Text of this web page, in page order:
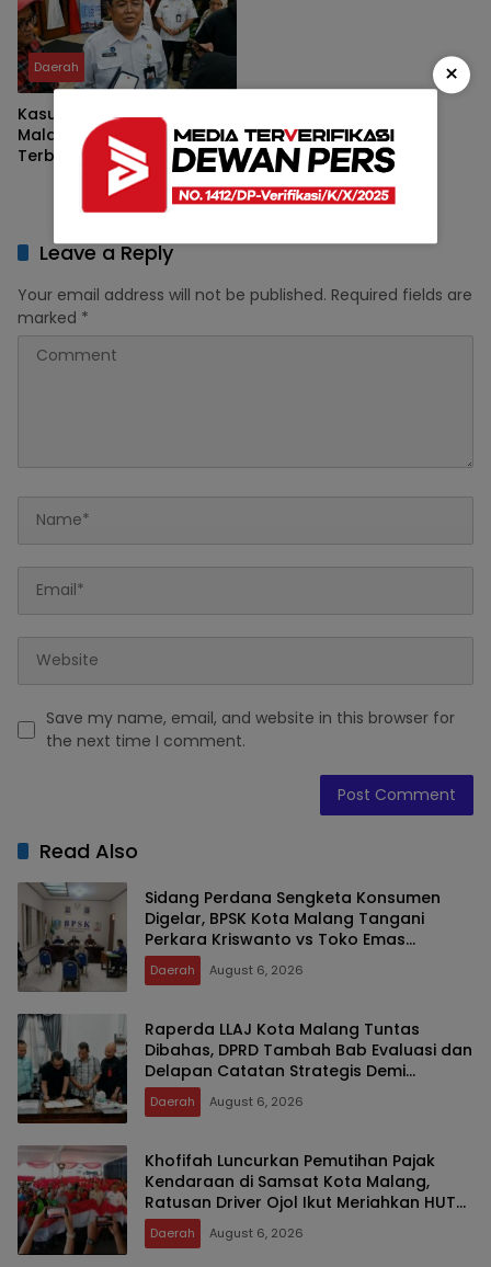
Daerah
Kasus PSU Berlarut, Pemkot
Malang Ancam Tak
Terbitkan PBG bagi
Pengembang yang Bandel
Leave a Reply
Your email address will not be published. Required fields are
marked *
Save my name, email, and website in this browser for
the next time I comment.
Read Also
Sidang Perdana Sengketa Konsumen
Digelar, BPSK Kota Malang Tangani
Perkara Kriswanto vs Toko Emas
Majusari
Daerah August 6, 2026
Raperda LLAJ Kota Malang Tuntas
Dibahas, DPRD Tambah Bab Evaluasi dan
Delapan Catatan Strategis Demi
Keselamatan Warga
Daerah August 6, 2026
Khofifah Luncurkan Pemutihan Pajak
Kendaraan di Samsat Kota Malang,
Ratusan Driver Ojol Ikut Meriahkan HUT
RIDaerah August 6, 2026
×